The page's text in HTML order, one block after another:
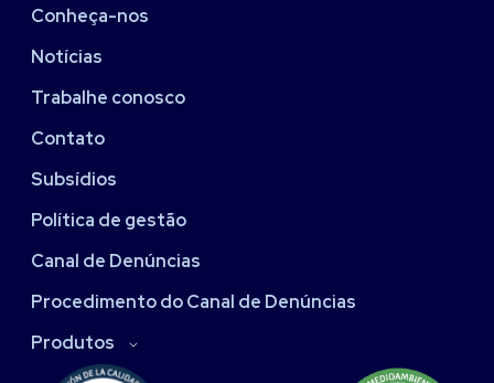
Conheça-nos
Notícias
Trabalhe conosco
Contato
Subsídios
Política de gestão
Canal de Denúncias
Procedimento do Canal de Denúncias
Produtos